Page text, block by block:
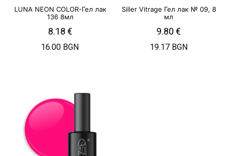
LUNA NEON COLOR-Гел лак
136 8мл
8.18 €
16.00 BGN
Siller Vitrage Гел лак № 09, 8
мл
9.80€
19.17 BGN